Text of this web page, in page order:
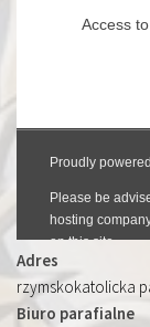
Adres
rzymskokatolicka
Biuro parafialne